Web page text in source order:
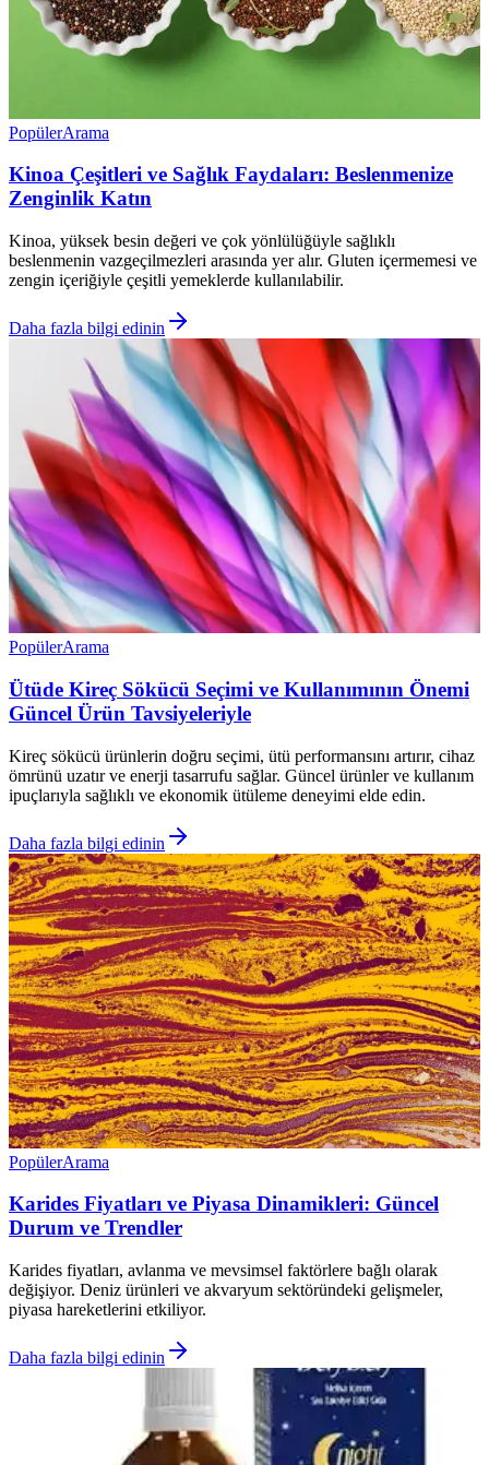
PopülerArama
Kinoa Çeşitleri ve Sağlık Faydaları: Beslenmenize
Zenginlik Katın
Kinoa, yüksek besin değeri ve çok yönlülüğüyle sağlıklı
beslenmenin vazgeçilmezleri arasında yer alır. Gluten içermemesi ve
zengin içeriğiyle çeşitli yemeklerde kullanılabilir.
Daha fazla bilgi edinin
PopülerArama
Ütüde Kireç Sökücü Seçimi ve Kullanımının Önemi
Güncel Ürün Tavsiyeleriyle
Kireç sökücü ürünlerin doğru seçimi, ütü performansını artırır, cihaz
ömrünü uzatır ve enerji tasarrufu sağlar. Güncel ürünler ve kullanım
ipuçlarıyla sağlıklı ve ekonomik ütüleme deneyimi elde edin.
Daha fazla bilgi edinin
PopülerArama
Karides Fiyatları ve Piyasa Dinamikleri: Güncel
Durum ve Trendler
Karides fiyatları, avlanma ve mevsimsel faktörlere bağlı olarak
değişiyor. Deniz ürünleri ve akvaryum sektöründeki gelişmeler,
piyasa hareketlerini etkiliyor.
Daha fazla bilgi edinin